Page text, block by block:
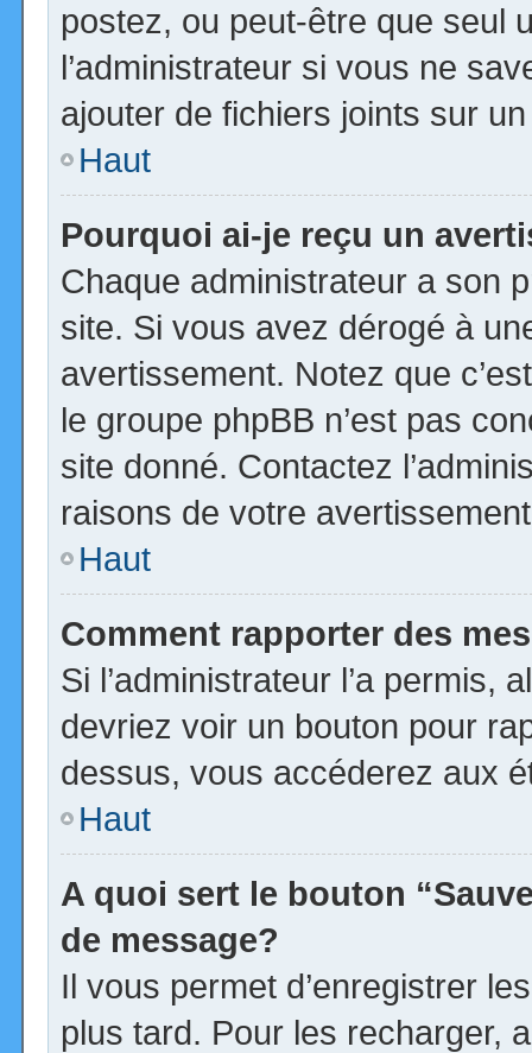
postez, ou peut-être que seul
l’administrateur si vous ne
ajouter de fichiers joints sur
Haut
Pourquoi ai-je reçu un
Chaque administrateur a son
site. Si vous avez dérogé à
avertissement. Notez que
le groupe phpBB n’est pas
site donné. Contactez
raisons de votre
Haut
Comment rapporter des
Si l’administrateur l’a permis,
devriez voir un bouton pour
dessus, vous accéderez aux
Haut
A quoi sert le bouton
de message?
Il vous permet d’enregistrer
plus tard. Pour les recharger,